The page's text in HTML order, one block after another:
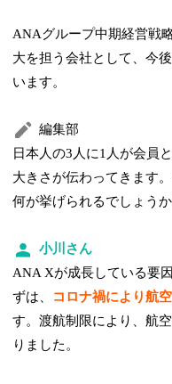
ANAグループ中期経営戦
大を担う会社として、今
います。
編集部
日本人の3人に1人が会員
大きさが伝わってきます
何が挙げられるでしょうか
小川さん
ANA Xが成長している要
ずは、
コロナ禍により航
す。渡航制限により、航
りました。